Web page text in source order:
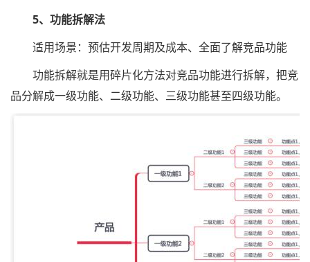
5、功能拆解法
适用场景：预估开发周期及成本、全面了解竞品功能
功能拆解就是用碎片化方法对竞品功能进行拆解，把竞
品分解成一级功能、二级功能、三级功能甚至四级功能。